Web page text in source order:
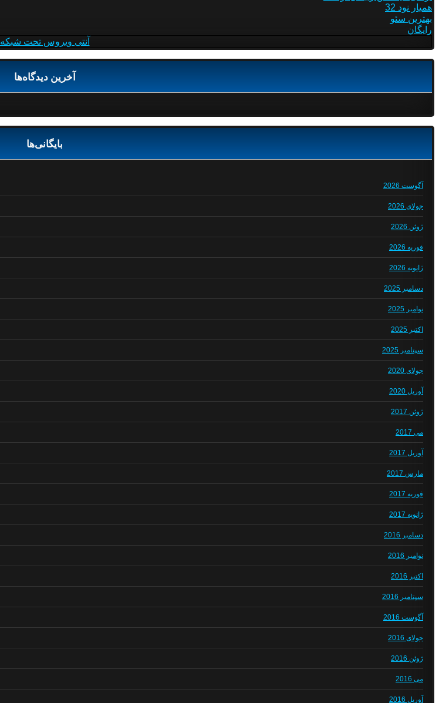
همیار نود 32
بهترین سئو
رایگان
آنتی ویروس تحت شبکه
آخرین دیدگاه‌ها
بایگانی‌ها
آگوست 2026
جولای 2026
ژوئن 2026
فوریه 2026
ژانویه 2026
دسامبر 2025
نوامبر 2025
اکتبر 2025
سپتامبر 2025
جولای 2020
آوریل 2020
ژوئن 2017
می 2017
آوریل 2017
مارس 2017
فوریه 2017
ژانویه 2017
دسامبر 2016
نوامبر 2016
اکتبر 2016
سپتامبر 2016
آگوست 2016
جولای 2016
ژوئن 2016
می 2016
آوریل 2016